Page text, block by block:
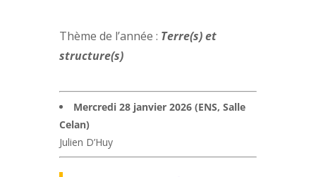
Thème de l’année : Terre(s) et
structure(s)
Mercredi 28 janvier 2026 (ENS, Salle
Celan)
Julien D’Huy